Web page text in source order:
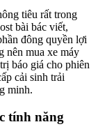
tiêu rất trong
bài bác viết,
đông quyền lợi
nên mua xe máy
báo giá cho phiên
cải sinh trải
minh.
tính năng